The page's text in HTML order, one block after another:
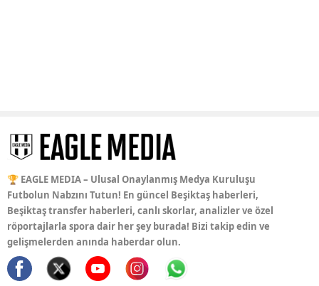
🏆 EAGLE MEDIA – Ulusal Onaylanmış Medya Kuruluşu
Futbolun Nabzını Tutun! En güncel Beşiktaş haberleri,
Beşiktaş transfer haberleri, canlı skorlar, analizler ve özel
röportajlarla spora dair her şey burada! Bizi takip edin ve
gelişmelerden anında haberdar olun.